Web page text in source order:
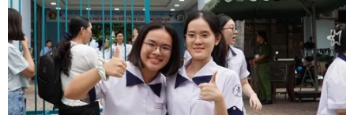
Tỉnh Quảng Ninh mở hướng kết nối
mới với chuỗi kinh tế phía Bắc
09/08/2026 08:04